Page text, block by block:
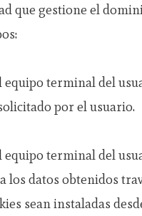
que gestione el
equipo terminal del
por el usuario.
equipo terminal del
datos obtenidos
sean instaladas